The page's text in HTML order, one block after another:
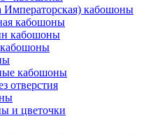
кабошоны
кабошоны
кабошоны
кабошоны
отверстия
и цветочки